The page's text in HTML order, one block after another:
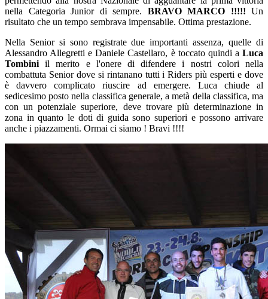
nella Categoria Junior di sempre. BRAVO MARCO !!!!! Un
risultato che un tempo sembrava impensabile. Ottima prestazione.
Nella Senior si sono registrate due importanti assenza, quelle di
Alessandro Allegretti e Daniele Castellaro, è toccato quindi a Luca
Tombini il merito e l'onere di difendere i nostri colori nella
combattuta Senior dove si rintanano tutti i Riders più esperti e dove
è davvero complicato riuscire ad emergere. Luca chiude al
sedicesimo posto nella classifica generale, a metà della classifica, ma
con un potenziale superiore, deve trovare più determinazione in
zona in quanto le doti di guida sono superiori e possono arrivare
anche i piazzamenti. Ormai ci siamo ! Bravi !!!!